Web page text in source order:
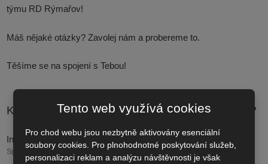
týmu RD Rýmařov!
Máš nějaké otázky? Zavolej nám a probereme to.
Těšíme se na spojení s Tebou!
Kdo se o Tebe bude při výběrovém řízení starat?
Ing. Františka Přecechtělová
Specialistka náboru, personalistka
Tento web využívá cookies
Pro chod webu jsou nezbytně aktivovány esenciální
soubory cookies. Pro plnohodnotné poskytování služeb,
personalizaci reklam a analýzu návštěvnosti je však